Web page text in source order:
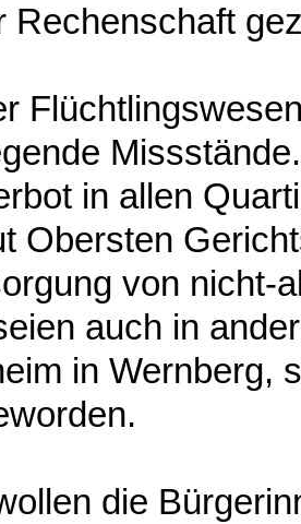
Rechenschaft
in allen
Obersten
von nicht-
auch in
in Wernberg,
die